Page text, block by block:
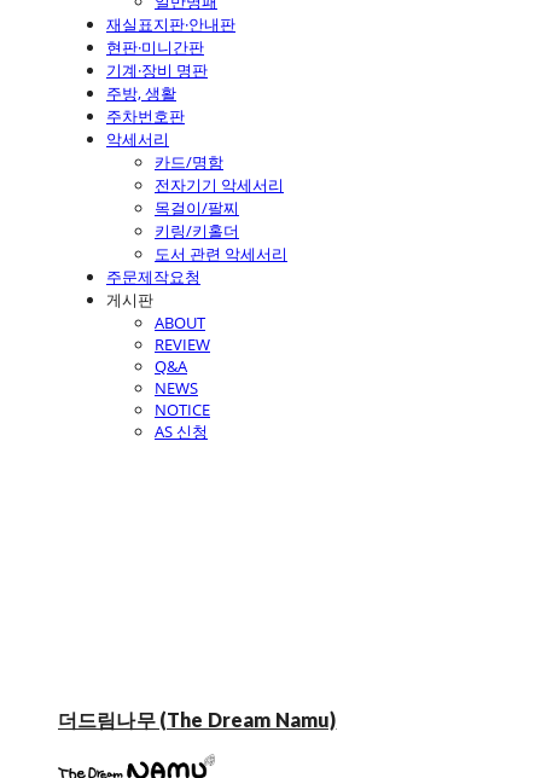
재실표지판·안내판
현판·미니간판
기계·장비 명판
주방, 생활
주차번호판
악세서리
카드/명함
전자기기 악세서리
목걸이/팔찌
키링/키홀더
도서 관련 악세서리
주문제작요청
게시판
ABOUT
REVIEW
Q&A
NEWS
NOTICE
AS 신청
더드림나무 (The Dream Namu)